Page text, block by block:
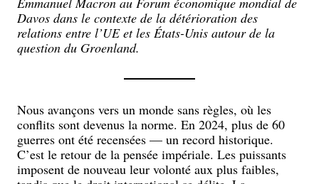
Davos dans le contexte de la détérioration des
relations entre l’UE et les États-Unis autour de la
question du Groenland.
Nous avançons vers un monde sans règles, où les
conflits sont devenus la norme. En 2024, plus de 60
guerres ont été recensées — un record historique.
C’est le retour de la pensée impériale. Les puissants
imposent de nouveau leur volonté aux plus faibles,